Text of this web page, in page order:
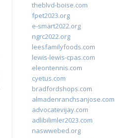
theblvd-boise.com
fpet2023.org
e-smart2022.org
ngrc2022.org
leesfamilyfoods.com
lewis-lewis-cpas.com
eleontennis.com
cyetus.com
bradfordshops.com
almadenranchsanjose.com
advocatevijay.com
adlibilimler2023.com
naswwebed.org